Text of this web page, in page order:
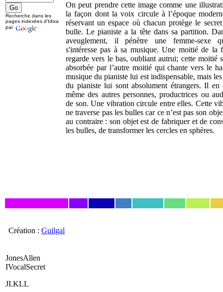
On peut prendre cette image comme une
la façon dont la voix circule à l’époque
réservant un espace où chacun protège le
bulle. Le pianiste a la tête dans sa partition.
aveuglement, il pénètre une femme-sexe
s'intéresse pas à sa musique. Une moitié de la
regarde vers le bas, oubliant autrui; cette moitié
absorbée par l’autre moitié qui chante vers le
musique du pianiste lui est indispensable, mais
du pianiste lui sont absolument étrangers. Il en
même des autres personnes, productrices ou
de son. Une vibration circule entre elles. Cette
ne traverse pas les bulles car ce n’est pas son
au contraire : son objet est de fabriquer et de
les bulles, de transformer les cercles en sphères.
Recherche dans les
pages indexées d'Idixa
par
Création : Guilgal
JonesAllen
IVocalSecret
JI.KLL